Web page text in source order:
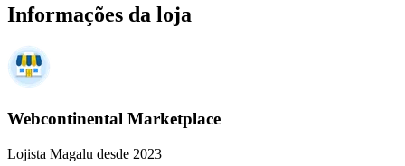
Informações da loja
Webcontinental Marketplace
Lojista Magalu desde 2023